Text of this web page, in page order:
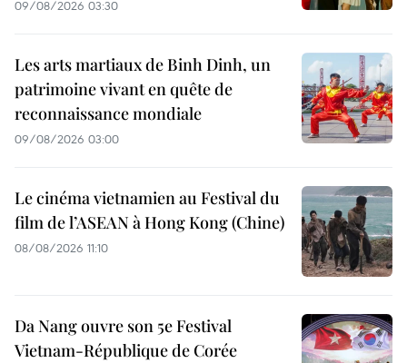
09/08/2026 03:30
Les arts martiaux de Binh Dinh, un
patrimoine vivant en quête de
reconnaissance mondiale
09/08/2026 03:00
Le cinéma vietnamien au Festival du
film de l’ASEAN à Hong Kong (Chine)
08/08/2026 11:10
Da Nang ouvre son 5e Festival
Vietnam-République de Corée